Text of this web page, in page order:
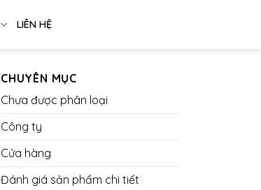
LIÊN HỆ
CHUYÊN MỤC
Chưa được phân loại
Công ty
Cửa hàng
Đánh giá sản phẩm chi tiết